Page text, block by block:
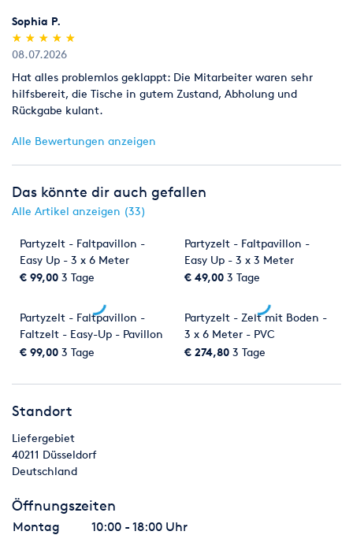
Geschirr & Besteck
Personen im Schrank? Wir schon
KinderbetreuungWenn die Kinder zufrieden sind, sind es die
Eltern meistens auch. Wir bieten Ihnen Unterhaltung und
Kinderschminken?
Beschallungsanlage für eine kleine Geburtstagsfeier, bis hin
zum Großevent mit Live Bühne und Trailer Stage.
LimousinenserviceSie möchten standesgemäß chauffiert
werden? Ob im Lincoln Town Car oder der klassischen S-Klasse
Limousine. Wir fahren mit Ihnen fast überall hin.
Sie suchen einen Clown, Zauberer,
Luftballonkünstler oder eine Sketchaufführung für eine
Mottoveranstaltung? Wir haben da etwas für Sie
lässt sich überall eine einzigartige Atmosphäre schaffen. Und
mit unseren Partyzelten ist auch für den kleineren Geldbeutel
Sophia P.
(*)
★
★
(*) ★
★
(*) ★
★
(*) ★
★
(*) ★
★
08.07.2026
Hat alles problemlos geklappt: Die Mitarbeiter waren sehr
hilfsbereit, die Tische in gutem Zustand, Abholung und
Rückgabe kulant.
Alle Bewertungen anzeigen
Das könnte dir auch gefallen
Alle Artikel anzeigen (33)
Partyzelt - Faltpavillon -
Easy Up - 3 x 6 Meter
€ 99,00 3 Tage
Partyzelt - Faltpavillon -
Easy Up - 3 x 3 Meter
€ 49,00 3 Tage
Partyzelt - Faltpavillon -
Faltzelt - Easy-Up - Pavillon
3x6 Meter - Profi-Faltsystem
Dreamcatcher Eventagentur
€ 99,00 3 Tage
Partyzelt - Zelt mit Boden -
3 x 6 Meter - PVC
€ 274,80 3 Tage
Standort
Liefergebiet
40211 Düsseldorf
Deutschland
Öffnungszeiten
Montag
10:00 - 18:00 Uhr